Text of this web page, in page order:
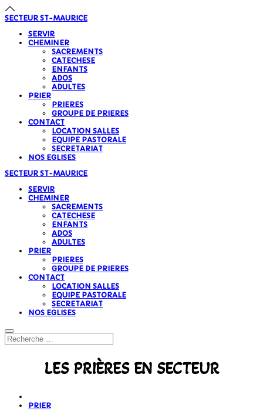
SECTEUR ST-MAURICE
SERVIR
CHEMINER
SACREMENTS
CATECHESE
ENFANTS
ADOS
ADULTES
PRIER
PRIERES
GROUPE DE PRIERES
CONTACT
LOCATION SALLES
EQUIPE PASTORALE
SECRETARIAT
NOS EGLISES
SECTEUR ST-MAURICE
SERVIR
CHEMINER
SACREMENTS
CATECHESE
ENFANTS
ADOS
ADULTES
PRIER
PRIERES
GROUPE DE PRIERES
CONTACT
LOCATION SALLES
EQUIPE PASTORALE
SECRETARIAT
NOS EGLISES
LES PRIÈRES EN SECTEUR
PRIER